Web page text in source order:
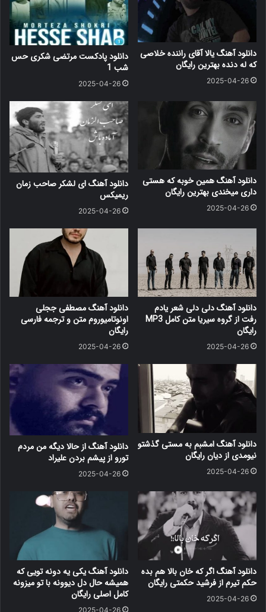
دانلود آهنگ یالا آقای راننده خلاصی
که له دنده بهترین رایگان
2025-04-26
دانلود پادکست مرتضی شکری حس
شب 1
2025-04-26
دانلود آهنگ همین خوبه که هستی
داری میخندی بهترین رایگان
2025-04-26
دانلود آهنگ ای لشکر صاحب زمان
ریمیکس
2025-04-26
دانلود آهنگ دلی دلی شعر یادم
رفت از گروه سیریا متن کامل MP3
رایگان
2025-04-26
دانلود آهنگ مصطفی ججلی
اونوتامیوروم متن و ترجمه فارسی
رایگان
2025-04-26
دانلود آهنگ امشبم به مستی گذشتو
نیومدی از دیان رایگان
2025-04-26
دانلود آهنگ از حالا دیگه من مردم
تورو از پیشم بردن علیراد
2025-04-26
دانلود آهنگ اگر که خان بالا هم بده
حکم تیرم از فرشید حکمتی رایگان
2025-04-26
دانلود آهنگ یکی یه دونه تویی که
همیشه حال دل دیوونه با تو میزونه
کامل اصلی رایگان
2025-04-26